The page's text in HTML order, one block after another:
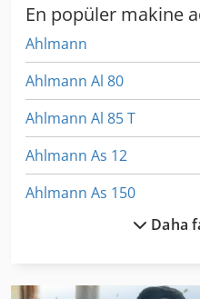
En popüler makine
Ahlmann
Ahlmann Al 80
Ahlmann Al 85 T
Ahlmann As 12
Ahlmann As 150
Daha